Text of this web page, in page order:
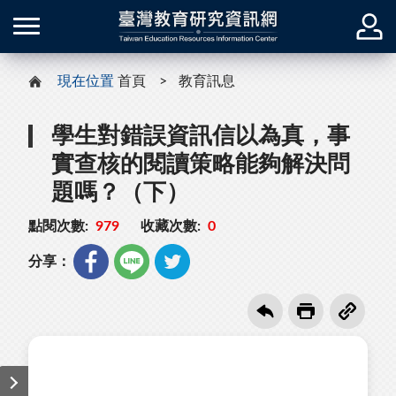
現在位置 首頁 教育訊息
學生對錯誤資訊信以為真，事
實查核的閱讀策略能夠解決問
題嗎？（下）
點閱次數: 979 收藏次數: 0
分享：